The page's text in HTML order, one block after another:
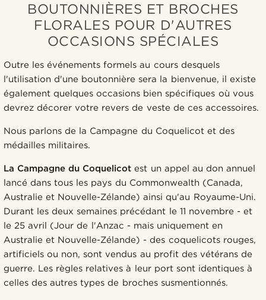
BOUTONNIÈRES ET BROCHES
FLORALES POUR D'AUTRES
OCCASIONS SPÉCIALES
Outre les événements formels au cours desquels
l'utilisation d'une boutonnière sera la bienvenue, il existe
également quelques occasions bien spécifiques où vous
devrez décorer votre revers de veste de ces accessoires.
Nous parlons de la Campagne du Coquelicot et des
médailles militaires.
La Campagne du Coquelicot est un appel au don annuel
lancé dans tous les pays du Commonwealth (Canada,
Australie et Nouvelle-Zélande) ainsi qu'au Royaume-Uni.
Durant les deux semaines précédant le 11 novembre - et
le 25 avril (Jour de l'Anzac - mais uniquement en
Australie et Nouvelle-Zélande) - des coquelicots rouges,
artificiels ou non, sont vendus au profit des vétérans de
guerre. Les règles relatives à leur port sont identiques à
celles des autres types de broches susmentionnés.